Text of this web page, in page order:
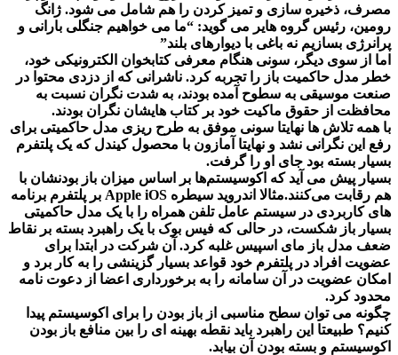
مصرف، ذخیره سازی و تمیز کردن را هم شامل می شود. ژانگ
رومین، رئیس گروه هایر می گوید: “ما می خواهیم جنگلی بارانی و
پرانرژی بسازیم نه باغی با دیوارهای بلند”
اما از سوی دیگر، سونی هنگام معرفی کتابخوان الکترونیکی خود،
خطر مدل حاکمیت باز را تجربه کرد. ناشرانی که از دزدی محتوا در
صنعت موسیقی به سطوح آمده بودند، به شدت نگران نسبت به
محافظت از حقوق ماکیت خود بر کتاب هایشان نگران بودند.
با همه تلاش ها نهایتا سونی موفق به طرح ریزی مدل حاکمیتی برای
رفع این نگرانی نشد و نهایتا آمازون با محصول کیندل که یک پلتفرم
بسیار بسته بود جای او را گرفت.
بسیار پیش می آید که اکوسیستم‌ها بر اساس میزان باز بودنشان با
هم رقابت می‌کنند.مثالا اندروید سیطره Apple iOS بر پلتفرم برنامه
های کاربردی در سیستم عامل تلفن همراه را با یک مدل حاکمیتی
بسیار باز شکست، در حالی که فیس بوک با یک راهبرد بسته بر نقاط
ضعف مدل باز مای اسپیس غلبه کرد. آن شرکت در ابتدا برای
عضویت افراد در پلتفرم خود قواعد بسیار گزینشی را به کار برد و
امکان عضویت در آن سامانه را به برخورداری اعضا از دعوت نامه
محدود کرد.
چگونه می توان سطح مناسبی از باز بودن را برای اکوسیستم پیدا
کنیم؟ طبیعتا این راهبرد باید نقطه بهینه ای را بین منافع باز بودن
اکوسیستم و بسته بودن آن بیابد.